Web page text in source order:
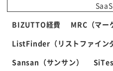
BIZUTTO経費
MRC（マー
ListFinder（リストファイン
Sansan（サンサン）